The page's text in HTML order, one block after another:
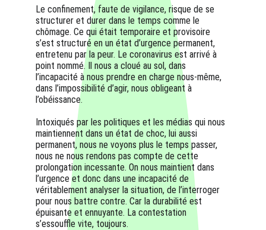
Le confinement, faute de vigilance, risque de se
structurer et durer dans le temps comme le
chômage. Ce qui était temporaire et provisoire
s’est structuré en un état d’urgence permanent,
entretenu par la peur. Le coronavirus est arrivé à
point nommé. Il nous a cloué au sol, dans
l’incapacité à nous prendre en charge nous-même,
dans l’impossibilité d’agir, nous obligeant à
l’obéissance.
Intoxiqués par les politiques et les médias qui nous
maintiennent dans un état de choc, lui aussi
permanent, nous ne voyons plus le temps passer,
nous ne nous rendons pas compte de cette
prolongation incessante. On nous maintient dans
l’urgence et donc dans une incapacité de
véritablement analyser la situation, de l’interroger
pour nous battre contre. Car la durabilité est
épuisante et ennuyante. La contestation
s’essouffle vite, toujours.